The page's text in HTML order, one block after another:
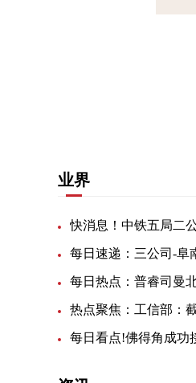
业界
每日热点：普睿司曼